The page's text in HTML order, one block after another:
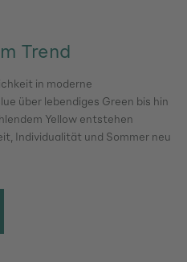
Trend
in moderne
über lebendiges Green bis hin
Yellow entstehen
Individualität und Sommer neu